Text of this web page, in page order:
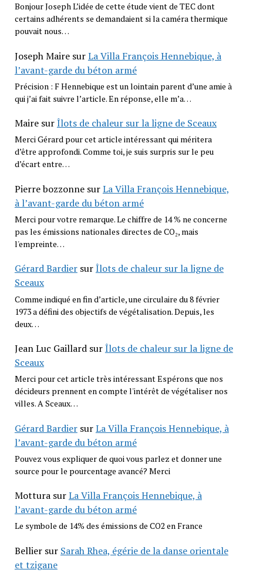
Bonjour Joseph L’idée de cette étude vient de TEC dont
certains adhérents se demandaient si la caméra thermique
pouvait nous…
Joseph MairesurLa Villa François Hennebique, à
l’avant-garde du béton armé
Précision : F Hennebique est un lointain parent d’une amie à
qui j’ai fait suivre l’article. En réponse, elle m’a…
MairesurÎlots de chaleur sur la ligne de Sceaux
Merci Gérard pour cet article intéressant qui méritera
d’être approfondi. Comme toi, je suis surpris sur le peu
d’écart entre…
Pierre bozzonnesurLa Villa François Hennebique,
à l’avant-garde du béton armé
Merci pour votre remarque. Le chiffre de 14 % ne concerne
pas les émissions nationales directes de CO₂, mais
l'empreinte…
Gérard BardiersurÎlots de chaleur sur la ligne de
Sceaux
Comme indiqué en fin d’article, une circulaire du 8 février
1973 a défini des objectifs de végétalisation. Depuis, les
deux…
Jean Luc GaillardsurÎlots de chaleur sur la ligne de
Sceaux
Merci pour cet article très intéressant Espérons que nos
décideurs prennent en compte l'intérêt de végétaliser nos
villes. A Sceaux…
Gérard BardiersurLa Villa François Hennebique, à
l’avant-garde du béton armé
Pouvez vous expliquer de quoi vous parlez et donner une
source pour le pourcentage avancé? Merci
MotturasurLa Villa François Hennebique, à
l’avant-garde du béton armé
Le symbole de 14% des émissions de CO2 en France
Belliersur Sarah Rhea, égérie de la danse orientale
et tzigane